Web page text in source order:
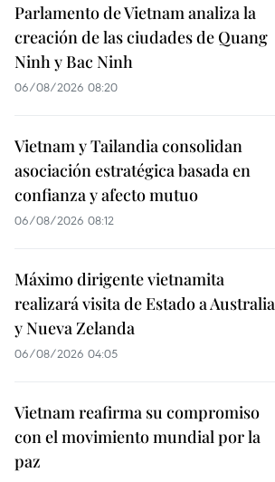
Parlamento de Vietnam analiza la
creación de las ciudades de Quang
Ninh y Bac Ninh
06/08/2026 08:20
Vietnam y Tailandia consolidan
asociación estratégica basada en
confianza y afecto mutuo
06/08/2026 08:12
Máximo dirigente vietnamita
realizará visita de Estado a Australia
y Nueva Zelanda
06/08/2026 04:05
Vietnam reafirma su compromiso
con el movimiento mundial por la
paz